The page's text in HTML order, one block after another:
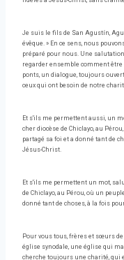
Je suis le fils de San Agustín,
évêque. » En ce sens, nous
préparé pour nous. Une
regarder ensemble comment
ponts, un dialogue, toujours
ceux qui ont besoin de notre
Et s'ils me permettent aussi, un
cher diocèse de Chiclayo, au
partagé sa foi et a donné tant de
Jésus-Christ.
Et s'ils me permettent un mot,
de Chiclayo, au Pérou, où un
donné tant de choses, à la fois
Pour vous tous, frères et sœurs
église synodale, une église qui
cherche toujours une charité, qui